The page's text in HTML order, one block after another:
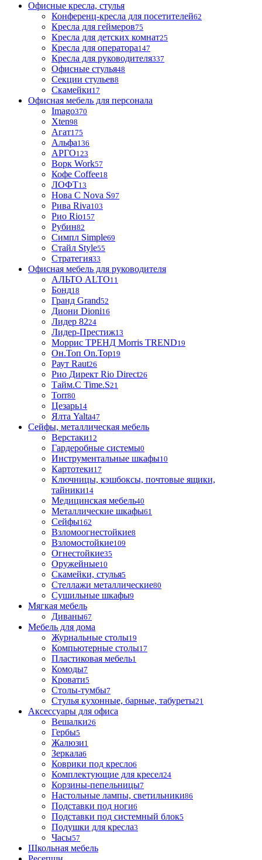
Офисные кресла, стулья
Конференц-кресла для посетителей62
Кресла для геймеров75
Кресла для детских комнат25
Кресла для оператора147
Кресла для руководителя337
Офисные стулья48
Секции стульев8
Скамейки17
Офисная мебель для персонала
Imago370
Xten98
Агат175
Альфа136
АРГО123
Ворк Work57
Кофе Coffee18
ЛОФТ13
Нова С Nova S97
Рива Riva103
Рио Rio157
Рубин82
Симпл Simple69
Стайл Style55
Стратегия33
Офисная мебель для руководителя
АЛЬТО ALTO11
Бонд18
Гранд Grand52
Диони Dioni16
Лидер 8224
Лидер-Престиж13
Моррис ТРЕНД Morris TREND19
Он.Топ On.Top19
Раут Raut26
Рио Директ Rio Direct26
Тайм.С Time.S21
Torr80
Цезарь14
Ялта Yalta47
Сейфы, металлическая мебель
Верстаки12
Гардеробные системы0
Инструментальные шкафы10
Картотеки17
Ключницы, кэшбоксы, почтовые ящики,
тайники14
Медицинская мебель40
Металлические шкафы61
Сейфы162
Взломоогнестойкие8
Взломостойкие109
Огнестойкие35
Оружейные10
Скамейки, стулья5
Стеллажи металлические80
Сушильные шкафы9
Мягкая мебель
Диваны67
Мебель для дома
Журнальные столы19
Компьютерные столы17
Пластиковая мебель1
Комоды7
Кровати5
Столы-тумбы7
Стулья кухонные, барные, табуреты21
Аксессуары для офиса
Вешалки26
Гербы5
Жалюзи1
Зеркала6
Коврики под кресло6
Комплектующие для кресел24
Корзины-пепельницы7
Настольные лампы, светильники86
Подставки под ноги6
Подставки под системный блок5
Подушки для кресла3
Часы57
Школьная мебель